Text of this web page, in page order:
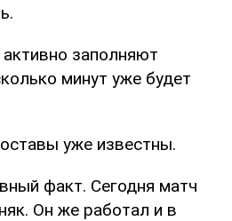
заполняют
минут уже будет
уже известны.
факт. Сегодня матч
Он же работал и в